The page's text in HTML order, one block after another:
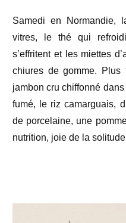
Samedi en Normandie,
vitres, le thé qui
s’effritent et les miettes
chiures de gomme.
jambon cru chiffonné
fumé, le riz camarguais,
de porcelaine, une
nutrition, joie de la